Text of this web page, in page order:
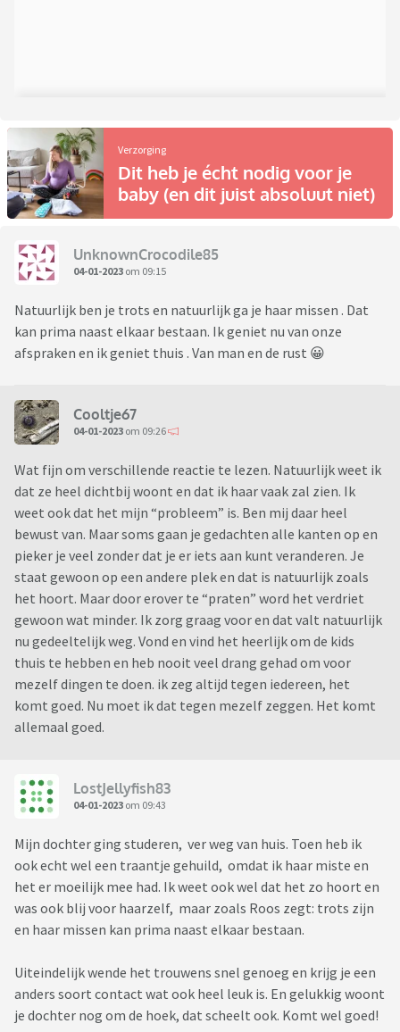
Verzorging
Dit heb je écht nodig voor je
baby (en dit juist absoluut niet)
UnknownCrocodile85
04-01-2023 om 09:15
Natuurlijk ben je trots en natuurlijk ga je haar missen . Dat
kan prima naast elkaar bestaan. Ik geniet nu van onze
afspraken en ik geniet thuis . Van man en de rust 😀
Cooltje67
04-01-2023 om 09:26
Wat fijn om verschillende reactie te lezen. Natuurlijk weet ik
dat ze heel dichtbij woont en dat ik haar vaak zal zien. Ik
weet ook dat het mijn “probleem” is. Ben mij daar heel
bewust van. Maar soms gaan je gedachten alle kanten op en
pieker je veel zonder dat je er iets aan kunt veranderen. Je
staat gewoon op een andere plek en dat is natuurlijk zoals
het hoort. Maar door erover te “praten” word het verdriet
gewoon wat minder. Ik zorg graag voor en dat valt natuurlijk
nu gedeeltelijk weg. Vond en vind het heerlijk om de kids
thuis te hebben en heb nooit veel drang gehad om voor
mezelf dingen te doen. ik zeg altijd tegen iedereen, het
komt goed. Nu moet ik dat tegen mezelf zeggen. Het komt
allemaal goed.
LostJellyfish83
04-01-2023 om 09:43
Mijn dochter ging studeren, ver weg van huis. Toen heb ik
ook echt wel een traantje gehuild, omdat ik haar miste en
het er moeilijk mee had. Ik weet ook wel dat het zo hoort en
was ook blij voor haarzelf, maar zoals Roos zegt: trots zijn
en haar missen kan prima naast elkaar bestaan.
Uiteindelijk wende het trouwens snel genoeg en krijg je een
anders soort contact wat ook heel leuk is. En gelukkig woont
je dochter nog om de hoek, dat scheelt ook. Komt wel goed!